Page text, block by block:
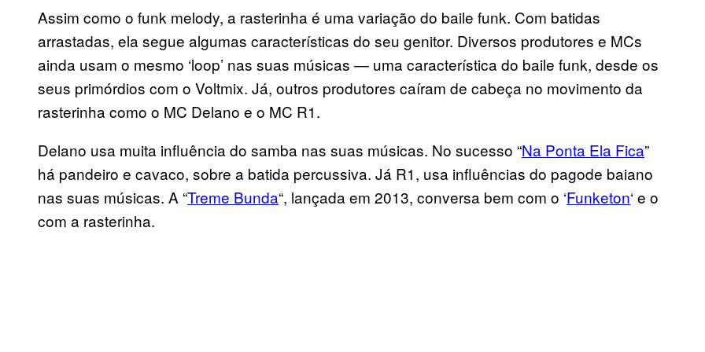
Assim como o funk melody, a rasterinha é uma variação do baile funk. Com batidas
arrastadas, ela segue algumas características do seu genitor. Diversos produtores e MCs
ainda usam o mesmo ‘loop’ nas suas músicas — uma característica do baile funk, desde os
seus primórdios com o Voltmix. Já, outros produtores caíram de cabeça no movimento da
rasterinha como o MC Delano e o MC R1.
Delano usa muita influência do samba nas suas músicas. No sucesso “Na Ponta Ela Fica”
há pandeiro e cavaco, sobre a batida percussiva. Já R1, usa influências do pagode baiano
nas suas músicas. A “Treme Bunda“, lançada em 2013, conversa bem com o ‘Funketon‘ e o
com a rasterinha.